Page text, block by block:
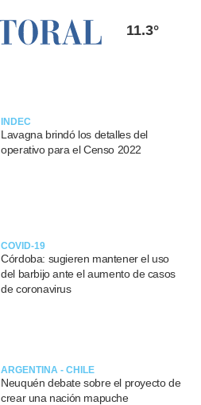
11.3°
INDEC
Lavagna brindó los detalles del
operativo para el Censo 2022
COVID-19
Córdoba: sugieren mantener el uso
del barbijo ante el aumento de casos
de coronavirus
ARGENTINA - CHILE
Neuquén debate sobre el proyecto de
crear una nación mapuche